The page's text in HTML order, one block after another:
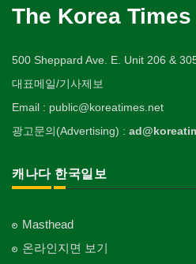
The Korea
500 Sheppard Ave. E. Unit 206 &
대표메일/기사제보
Email : public@koreatimes.net
광고문의(Advertising) :
캐나다 한국일보
Masthead
온라인지면 보기